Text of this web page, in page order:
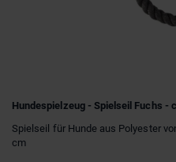
Hundespielzeug - Spielseil Fuchs -
Spielseil für Hunde aus Polyester
cm